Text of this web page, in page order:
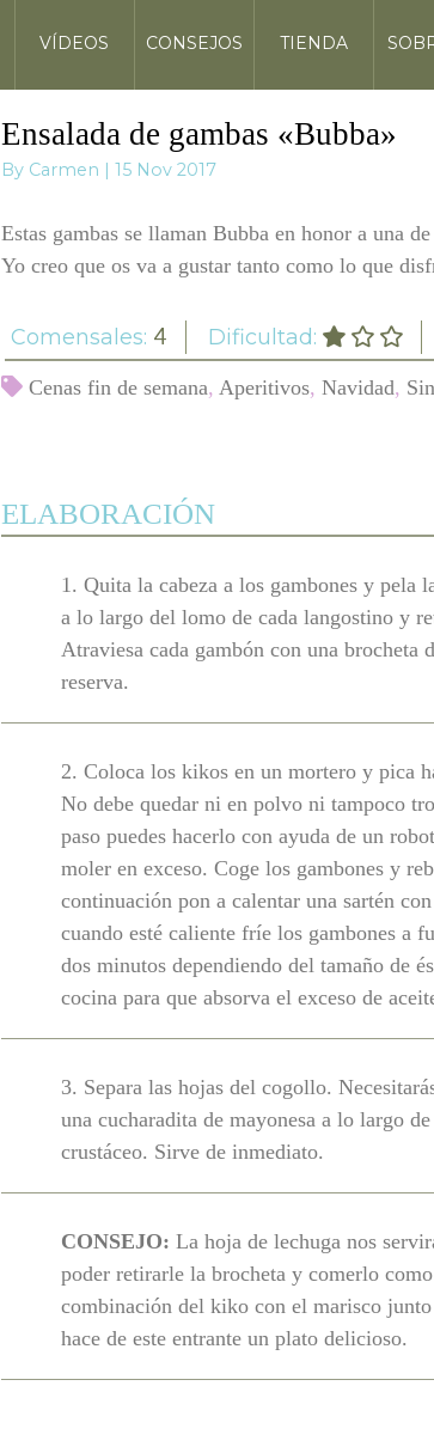
VÍDEOS CONSEJOS TIENDA
Ensalada de gambas «Bubba»
By Carmen | 15 Nov 2017
Estas gambas se llaman Bubba en honor a una
Yo creo que os va a gustar tanto como lo que
Comensales: 4 Dificultad:
Cenas fin de semana, Aperitivos, Navidad,
ELABORACIÓN
1. Quita la cabeza a los gambones y pela
a lo largo del lomo de cada langostino y
Atraviesa cada gambón con una brocheta
reserva.
2. Coloca los kikos en un mortero y pica
No debe quedar ni en polvo ni tampoco
paso puedes hacerlo con ayuda de un
moler en exceso. Coge los gambones y
continuación pon a calentar una sartén
cuando esté caliente fríe los gambones a
dos minutos dependiendo del tamaño de
cocina para que absorva el exceso de
3. Separa las hojas del cogollo.
una cucharadita de mayonesa a lo largo
crustáceo. Sirve de inmediato.
CONSEJO: La hoja de lechuga nos
poder retirarle la brocheta y comerlo
combinación del kiko con el marisco
hace de este entrante un plato delicioso.